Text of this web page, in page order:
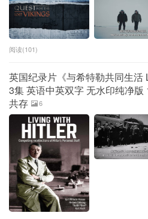
阅读(101)
英国纪录片《与希特勒共同生
3集 英语中英双字 无水印纯净
共存
6